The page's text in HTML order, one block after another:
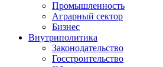
Промышленность
Аграрный сектор
Бизнес
Внутриполитика
Законодательство
Госстроительство